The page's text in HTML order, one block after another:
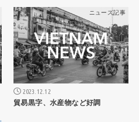
ニュース記事
2023.12.12
貿易黒字、水産物など好調